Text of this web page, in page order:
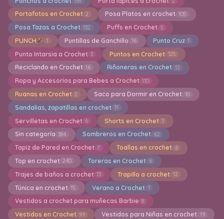
Portafotos en Crochet 2 Posa Platos en crochet 105
Posa Tazas a Crochet 132 Puffs en Crochet 5
PUNCH 1 Puntillas de Ganchillo 16 Punto Cruz 1
Punto Intarsia a Crochet 3 Puntos en Crochet 125
Reciclando en Crochet 16 Riñoneras en Crochet 12
Ropa y Accesorios para Bebes a Crochet 110
Ruanas en Crochet 2 Saco para Dormir en Crochet 10
Sandalias, zapatillas en crochet 31
Servilletas en Crochet 6 Shorts en Crochet 1
Sin categoría 384 Sombreros en Crochet 62
Tapiz de Pared en Crochet 7 Toallas en crochet 6
Top en crochet 240 Toreras en Crochet 6
Trajes de baños a crochet 13 Trapillo a crochet 12
Túnica en crochet 15 Verano a Crochet 1
Vestidos a crochet para muñecas Barbie 8
Vestidos en Crochet 99 Vestidos para Niñas en crochet 19